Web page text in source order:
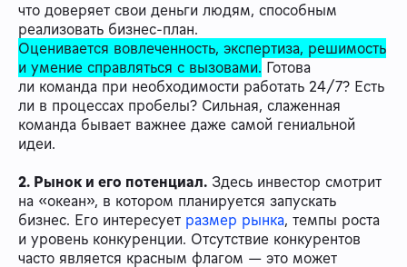
что доверяет свои деньги людям, способным
реализовать бизнес-план.
Оценивается вовлеченность, экспертиза, решимость
и умение справляться с вызовами. Готова
ли команда при необходимости работать 24/7? Есть
ли в процессах пробелы? Сильная, слаженная
команда бывает важнее даже самой гениальной
идеи.
2. Рынок и его потенциал. Здесь инвестор смотрит
на «океан», в котором планируется запускать
бизнес. Его интересует размер рынка, темпы роста
и уровень конкуренции. Отсутствие конкурентов
часто является красным флагом — это может